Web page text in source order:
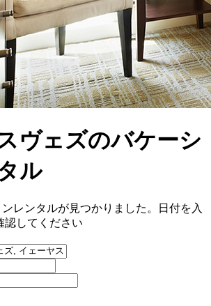
ヴェズのバケーシ
ル
レンタルが見つかりました。日付を入
認してください